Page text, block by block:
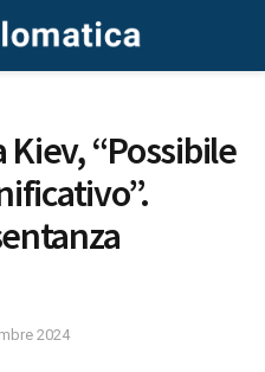
Kiev, “Possibile
2024